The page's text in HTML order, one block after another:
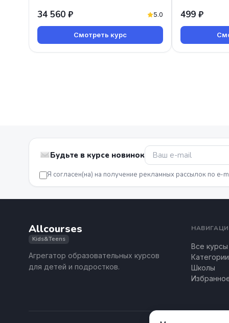
34 560 ₽ 5.0
Смотреть курс
Екатерины
499 ₽
Будьте в курсе новинок
Я согласен(на) на получение рекламных рассылок по e-
Allcourses
Kids&Teens
Агрегатор образовательных курсов
для детей и подростков.
Все курсы
Категории
Школы